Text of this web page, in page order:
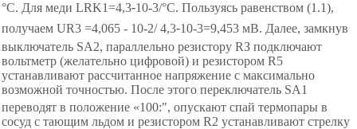
°С. Для меди LRK1=4,3-10-3/°С. Пользуясь равенством (1.1),
получаем UR3 =4,065 - 10-2/ 4,3-10-3=9,453 мВ. Далее, замкнув
выключатель SА2, параллельно резистору RЗ подключают
вольтметр (желательно цифровой) и резистором R5
устанавливают рассчитанное напряжение с максимально
возможной точностью. После этого переключатель SА1
переводят в положение «100:", опускают спай термопары в
сосуд с тающим льдом и резистором R2 устанавливают стрелку